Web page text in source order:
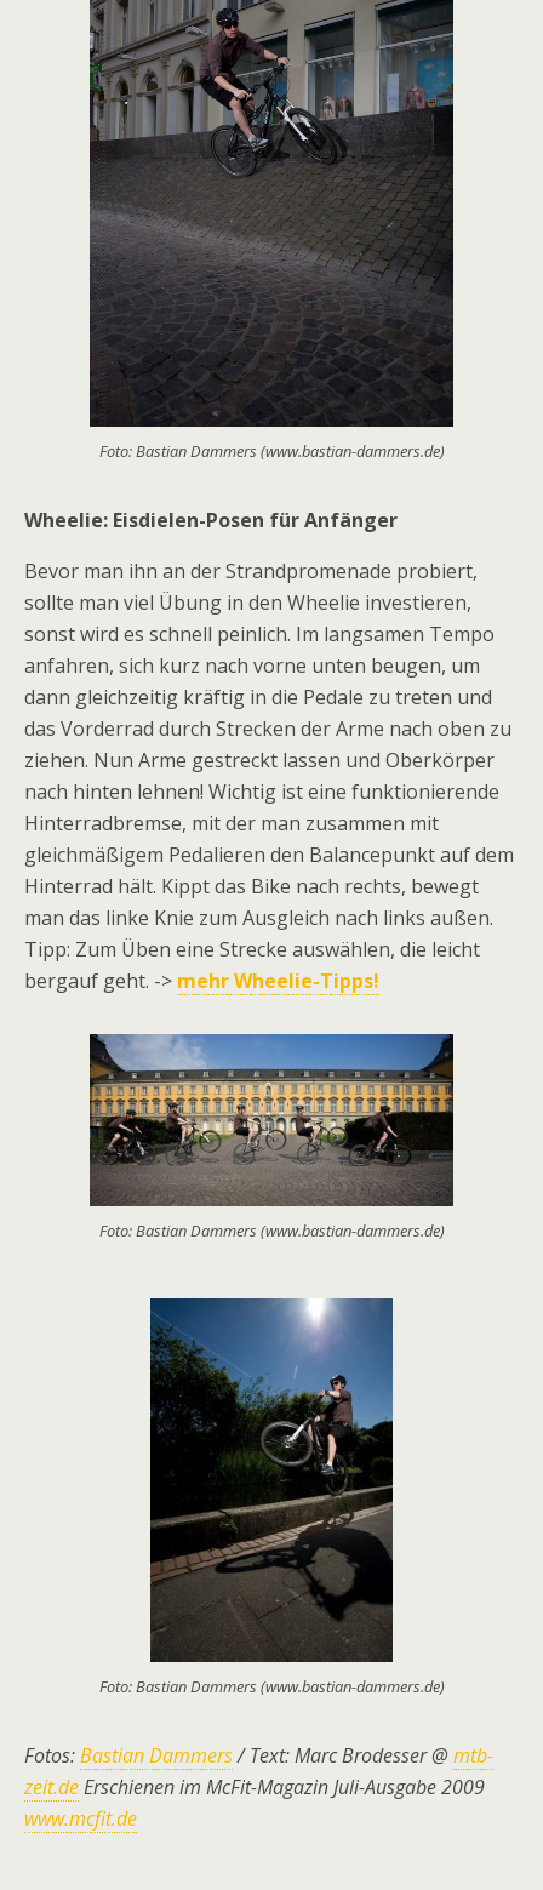
Foto: Bastian Dammers (www.bastian-dammers.de)
Wheelie: Eisdielen-Posen für Anfänger
Bevor man ihn an der Strandpromenade probiert,
sollte man viel Übung in den Wheelie investieren,
sonst wird es schnell peinlich. Im langsamen Tempo
anfahren, sich kurz nach vorne unten beugen, um
dann gleichzeitig kräftig in die Pedale zu treten und
das Vorderrad durch Strecken der Arme nach oben zu
ziehen. Nun Arme gestreckt lassen und Oberkörper
nach hinten lehnen! Wichtig ist eine funktionierende
Hinterradbremse, mit der man zusammen mit
gleichmäßigem Pedalieren den Balancepunkt auf dem
Hinterrad hält. Kippt das Bike nach rechts, bewegt
man das linke Knie zum Ausgleich nach links außen.
Tipp: Zum Üben eine Strecke auswählen, die leicht
bergauf geht. -> mehr Wheelie-Tipps!
Foto: Bastian Dammers (www.bastian-dammers.de)
Foto: Bastian Dammers (www.bastian-dammers.de)
Fotos:Bastian Dammers/ Text: Marc Brodesser @ mtb-
zeit.deErschienen im McFit-Magazin Juli-Ausgabe 2009
www.mcfit.de